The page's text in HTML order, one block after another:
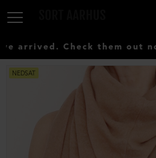
arrived. Check them out now
NEDSAT